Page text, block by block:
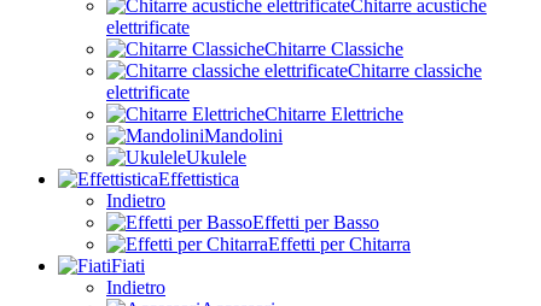
Chitarre acustiche
elettrificate
Chitarre Classiche
Chitarre classiche
elettrificate
Chitarre Elettriche
Mandolini
Ukulele
Effettistica
Indietro
Effetti per Basso
Effetti per Chitarra
Fiati
Indietro